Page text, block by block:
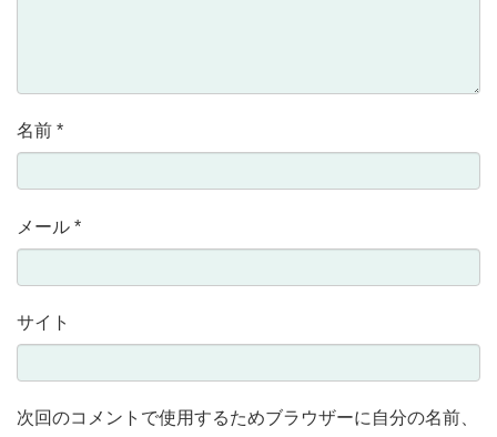
名前 *
メール *
サイト
次回のコメントで使用するためブラウザーに自分の名前、